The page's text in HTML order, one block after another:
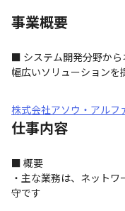
事業概要
■ システム開発分野から
幅広いソリューションを
株式会社アソウ・アルフ
仕事内容
■ 概要
・主な業務は、ネット
守です